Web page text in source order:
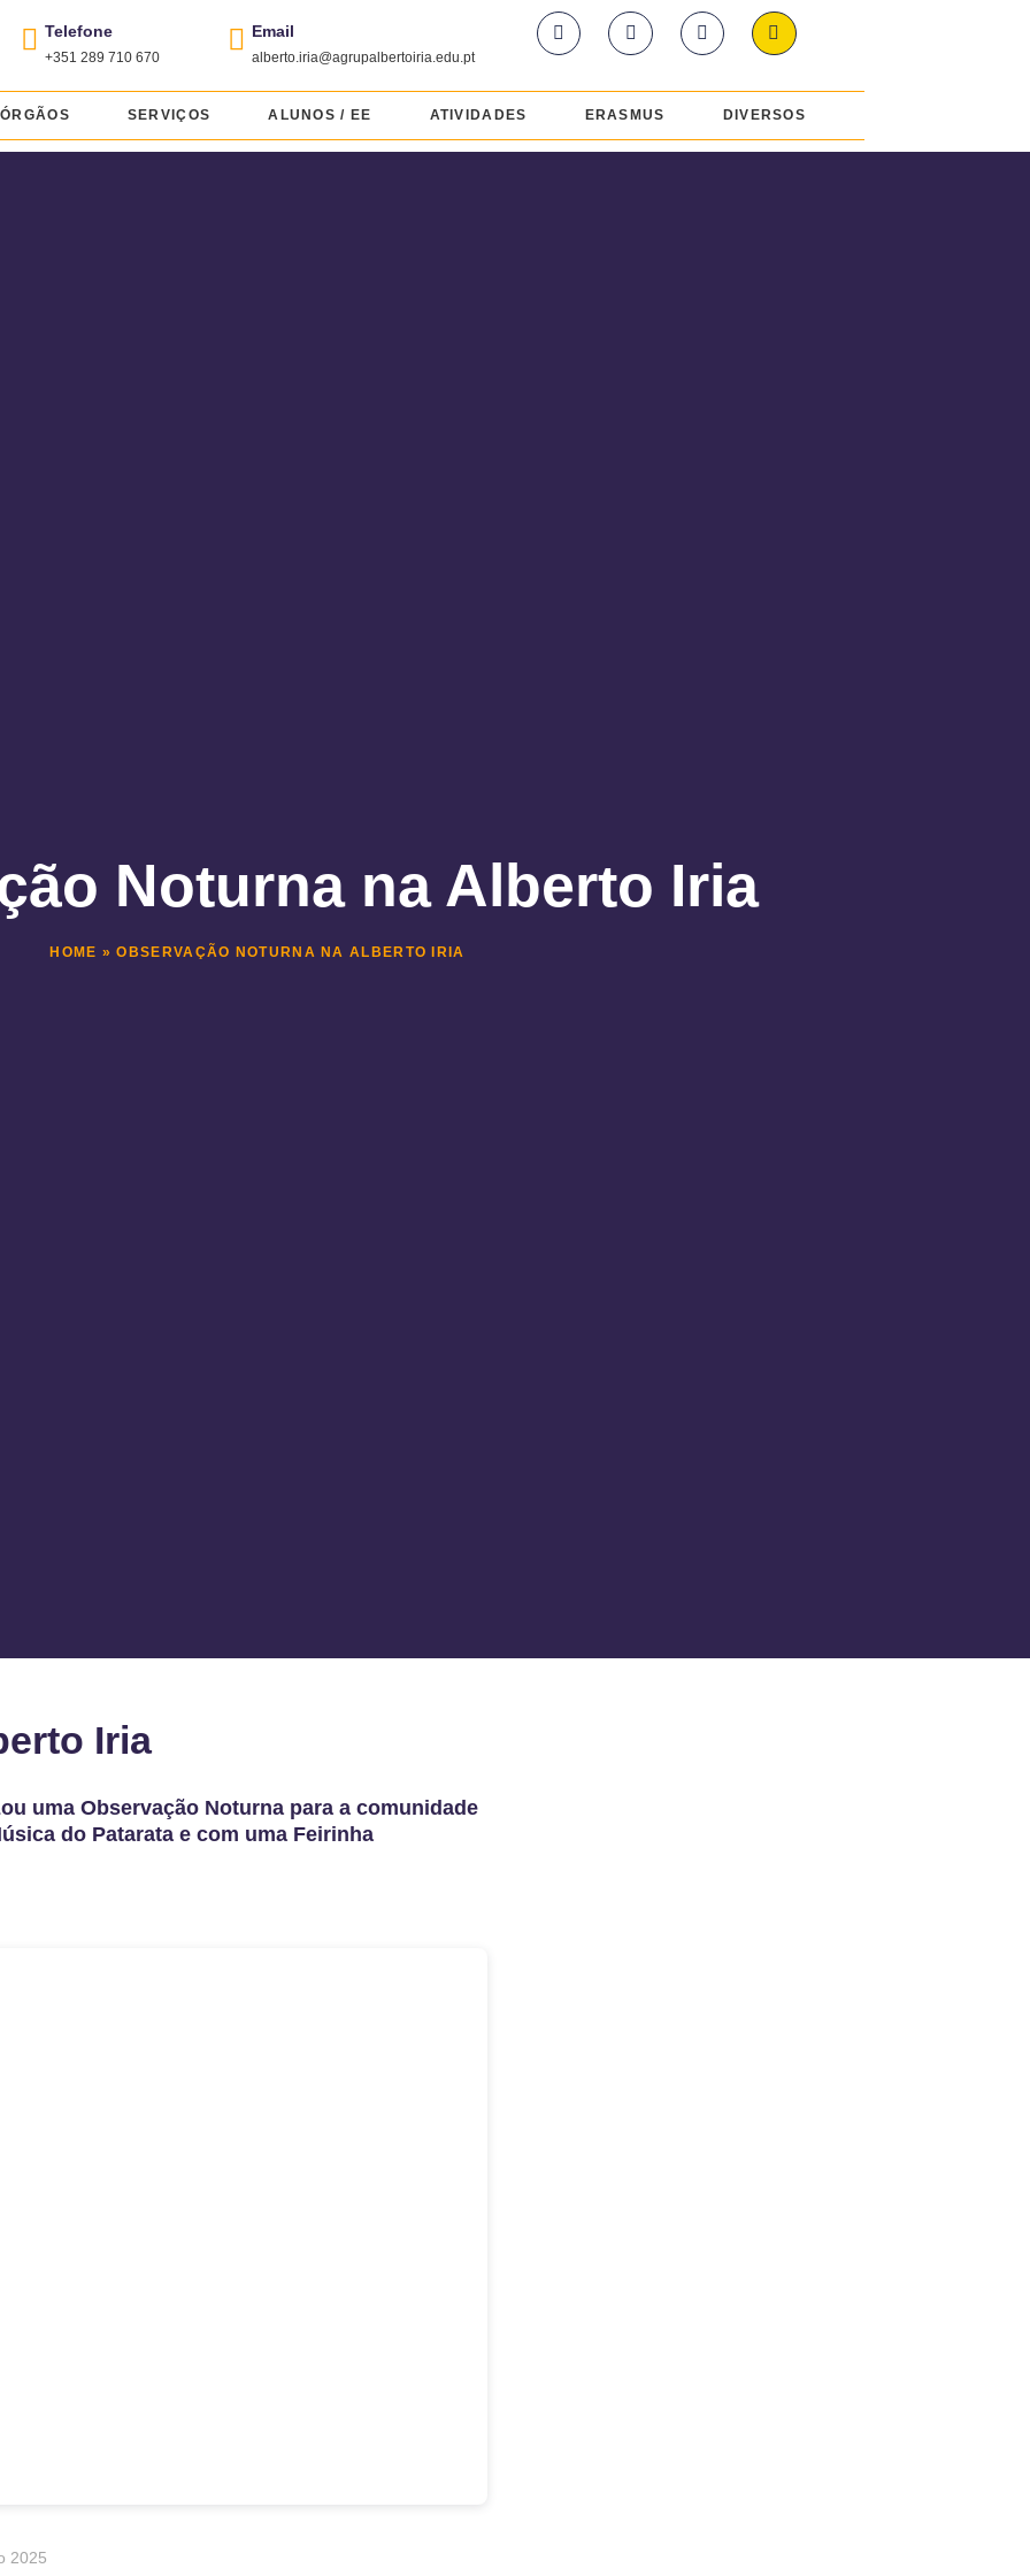
Telefone
+351 289 710 670
Email
alberto.iria@agrupalbertoiria.edu.pt
ÓRGÃOS SERVIÇOS ALUNOS / EE ATIVIDADES ERASMUS DIVERSOS
Noturna na Alberto Iria
HOME »OBSERVAÇÃO NOTURNA NA ALBERTO IRIA
Iria
uma Observação Noturna para a comunidade
do Patarata e com uma Feirinha
2025